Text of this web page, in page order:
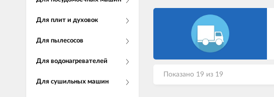
Для плит и духовок
Для пылесосов
Для водонагревателей
Для сушильных машин
Показано 19 из 19